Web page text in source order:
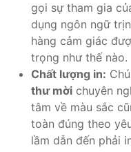
gọi sự tham gia
dụng ngôn ngữ
hàng cảm giác
trọng như thế nào.
Chất lượng in:
thư mời chuyên
tâm về màu sắc
toàn đúng theo
lầm dẫn đến phải